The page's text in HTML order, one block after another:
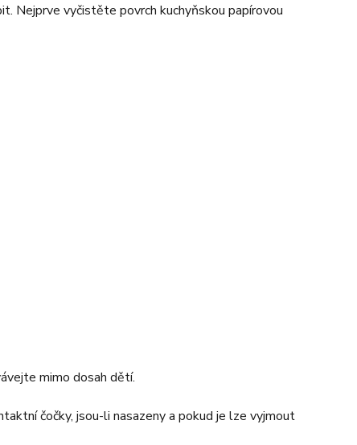
Nejprve vyčistěte povrch kuchyňskou papírovou
mimo dosah dětí.
čočky, jsou-li nasazeny a pokud je lze vyjmout